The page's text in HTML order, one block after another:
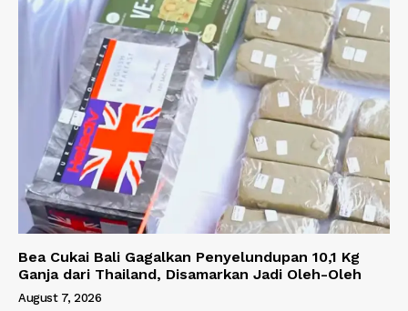
Bea Cukai Bali Gagalkan Penyelundupan 10,1 Kg
Ganja dari Thailand, Disamarkan Jadi Oleh-Oleh
August 7, 2026